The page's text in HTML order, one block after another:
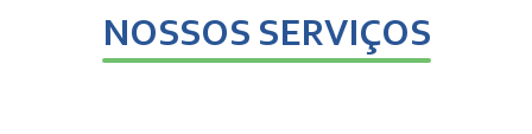
NOSSOS SERVIÇOS